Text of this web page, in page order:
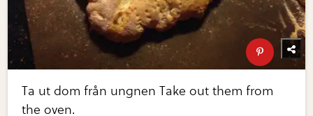
Ta ut dom från ungnen Take out them from
the oven.